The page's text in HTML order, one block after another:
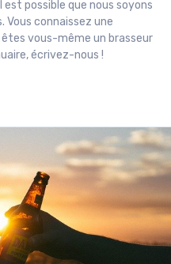
possible que nous soyons
connaissez une
vous-même un brasseur
écrivez-nous !